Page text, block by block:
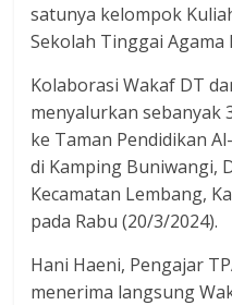
satunya kelompok
Sekolah Tinggai Agama
Kolaborasi Wakaf DT
menyalurkan sebanyak
ke Taman Pendidikan
di Kamping Buniwangi,
Kecamatan Lembang,
pada Rabu (20/3/2024).
Hani Haeni, Pengajar
menerima langsung